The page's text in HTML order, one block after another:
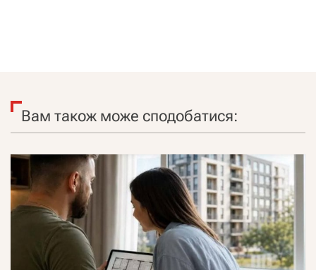
Вам також може сподобатися: